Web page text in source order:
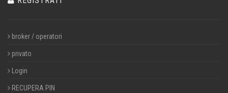
broker / operatori
privato
Login
RECUPERA PIN